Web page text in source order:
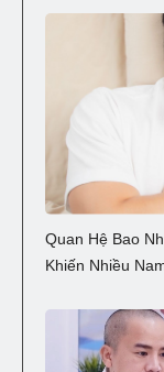
Quan Hệ Bao
Khiến Nhiều